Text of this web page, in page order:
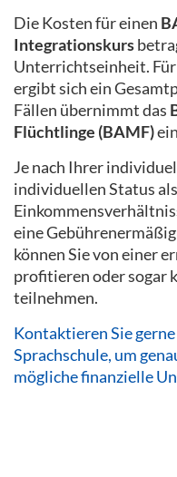
Die Kosten für einen
Integrationskurs
Unterrichtseinheit.
ergibt sich ein
Fällen übernimmt das
Flüchtlinge (BAMF)
Je nach Ihrer
individuellen Status
eine
können Sie von einer
profitieren oder sogar
teilnehmen.
Kontaktieren Sie
Sprachschule, um
mögliche finanzielle